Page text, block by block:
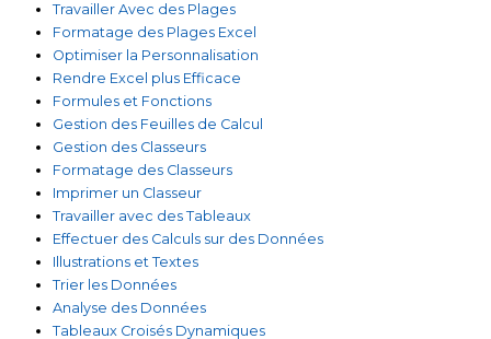
Travailler Avec des Plages
Formatage des Plages Excel
Optimiser la Personnalisation
Rendre Excel plus Efficace
Formules et Fonctions
Gestion des Feuilles de Calcul
Gestion des Classeurs
Formatage des Classeurs
Imprimer un Classeur
Travailler avec des Tableaux
Effectuer des Calculs sur des Données
Illustrations et Textes
Trier les Données
Analyse des Données
Tableaux Croisés Dynamiques